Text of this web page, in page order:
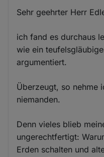
Sehr geehrter Herr
ich fand es durchaus
wie ein
argumentiert.
Überzeugt, so nehme
niemanden.
Denn vieles blieb
ungerechtfertigt:
Erden schalten und